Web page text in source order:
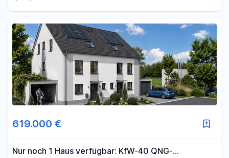
619.000 €
Nur noch 1 Haus verfügbar: KfW-40 QNG-